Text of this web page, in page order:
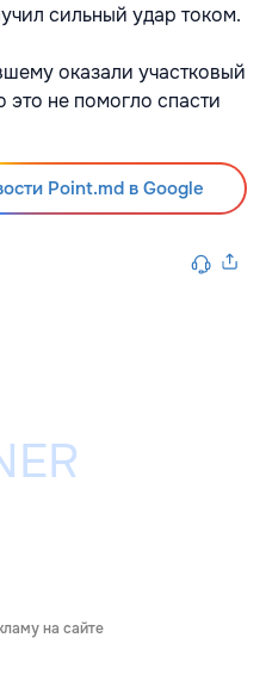
сильный удар током.
оказали участковый
это не помогло спасти
Point.md в Google
на сайте